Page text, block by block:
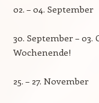
02. – 04. September
30. September –
Wochenende!
25. – 27. November